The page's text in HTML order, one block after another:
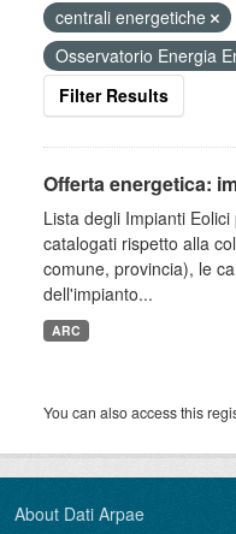
centrali energetiche
Osservatorio Energia
Filter Results
Offerta energetica:
Lista degli Impianti
catalogati rispetto alla
comune, provincia), le
dell'impianto...
ARC
You can also access this
About Dati Arpae